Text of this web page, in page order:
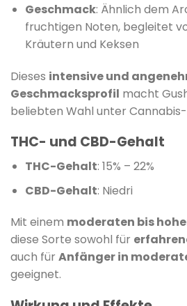
Geschmack: Ähnlich dem
fruchtigen Noten, begleitet
Kräutern und Keksen
Dieses intensive und
Geschmacksprofil macht
beliebten Wahl unter
THC- und CBD-Gehalt
THC-Gehalt: 15% – 22%
CBD-Gehalt: Niedri
Mit einem moderaten bis
diese Sorte sowohl für
auch für Anfänger in
geeignet.